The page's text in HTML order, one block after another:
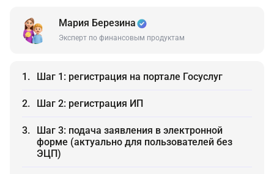
Мария Березина
Эксперт по финансовым продуктам
Шаг 1: регистрация на портале Госуслуг
Шаг 2: регистрация ИП
Шаг 3: подача заявления в электронной
форме (актуально для пользователей без
ЭЦП)